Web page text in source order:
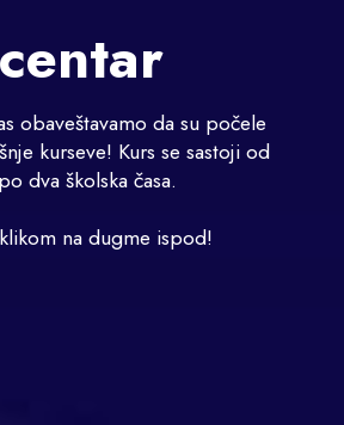
obaveštavamo da su počele
kurseve! Kurs se sastoji od
dva školska časa.
na dugme ispod!